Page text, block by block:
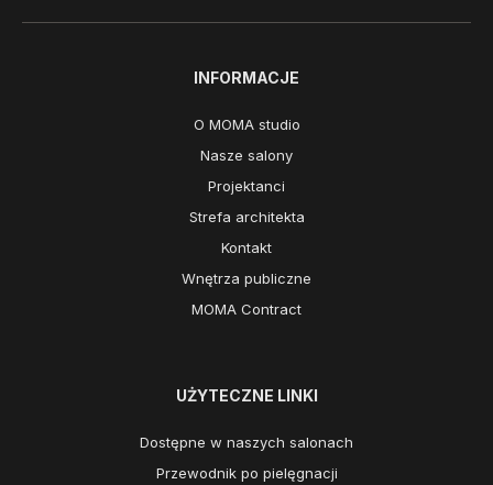
INFORMACJE
O MOMA studio
Nasze salony
Projektanci
Strefa architekta
Kontakt
Wnętrza publiczne
MOMA Contract
UŻYTECZNE LINKI
Dostępne w naszych salonach
Przewodnik po pielęgnacji